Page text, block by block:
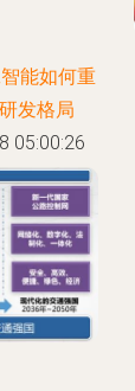
能如何重
发格局
05:00:26